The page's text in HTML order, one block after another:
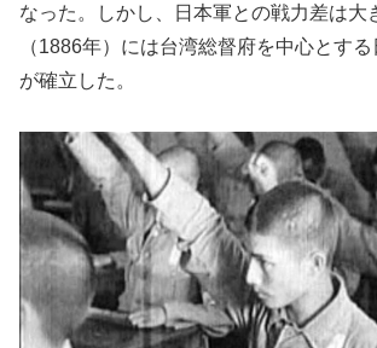
なった。しかし、日本軍との戦力差は大
（1886年）には台湾総督府を中心とす
が確立した。